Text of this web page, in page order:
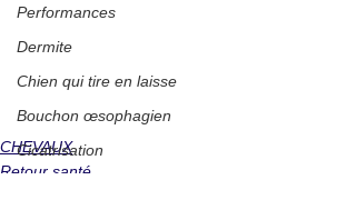
Performances
Dermite
Chien qui tire en laisse
Bouchon œsophagien
Cicatrisation
CHEVAUX
Retour santé